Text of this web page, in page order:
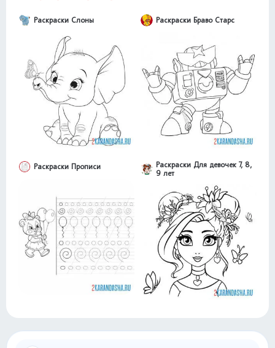
Раскраски Слоны Раскраски Браво Старс
Раскраски Прописи
Раскраски Для девочек 7, 8,
9 лет